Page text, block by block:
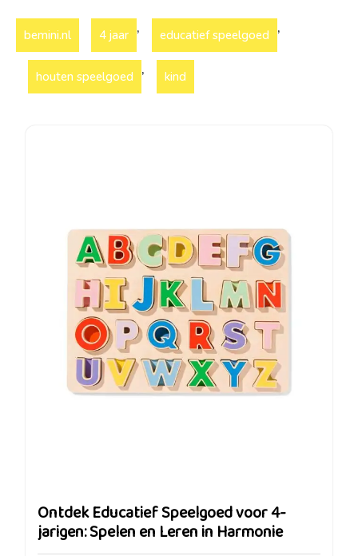
bemini.nl 4 jaar , educatief speelgoed ,
houten speelgoed , kind
Ontdek Educatief Speelgoed voor 4-
jarigen: Spelen en Leren in Harmonie